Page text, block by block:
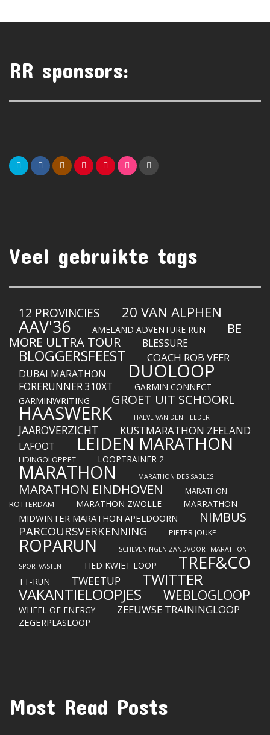
RR sponsors:
Veel gebruikte tags
12 PROVINCIES 20 VAN ALPHEN
AAV'36 AMELAND ADVENTURE RUN
BE
MORE ULTRA TOUR
BLESSURE
BLOGGERSFEEST COACH ROB VEER
DUBAI MARATHON DUOLOOP
FORERUNNER 310XT GARMIN CONNECT
GARMINWRITING GROET UIT SCHOORL
HAASWERK HALVE VAN DEN HELDER
JAAROVERZICHT KUSTMARATHON ZEELAND
LAFOOT LEIDEN MARATHON
LIDINGOLOPPET LOOPTRAINER 2
MARATHON MARATHON DES SABLES
MARATHON EINDHOVEN
MARATHON
ROTTERDAM
MARATHON ZWOLLE MARRATHON
MIDWINTER MARATHON APELDOORN NIMBUS
PARCOURSVERKENNING PIETER JOUKE
ROPARUN
SCHEVENINGEN ZANDVOORT MARATHON
SPORTVASTEN
TIED KWIET LOOP TREF&CO
TT-RUN TWEETUP TWITTER
VAKANTIELOOPJES WEBLOGLOOP
WHEEL OF ENERGY ZEEUWSE TRAININGLOOP
ZEGERPLASLOOP
Most Read Posts